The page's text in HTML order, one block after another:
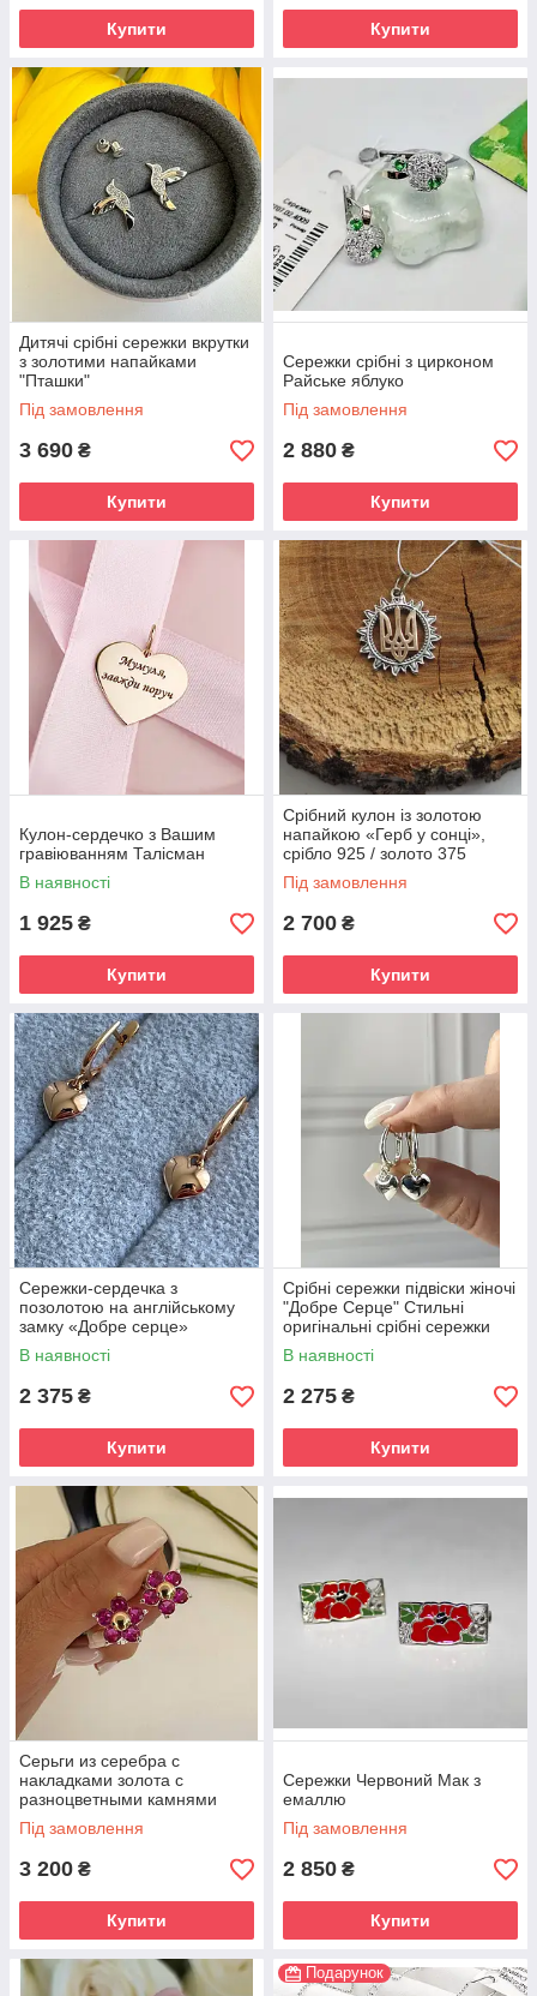
Купити Купити
Дитячі срібні сережки вкрутки
з золотими напайками
"Пташки"
Під замовлення
3 690 ₴
Купити
Сережки срібні з цирконом
Райське яблуко
Під замовлення
2 880 ₴
Купити
Кулон-сердечко з Вашим
гравіюванням Талісман
В наявності
1 925 ₴
Купити
Срібний кулон із золотою
напайкою «Герб у сонці»,
срібло 925 / золото 375
Під замовлення
2 700 ₴
Купити
Сережки-сердечка з
позолотою на англійському
замку «Добре серце»
В наявності
2 375 ₴
Купити
Срібні сережки підвіски жіночі
"Добре Серце" Стильні
оригінальні срібні сережки
925 проби
В наявності
2 275 ₴
Купити
Серьги из серебра с
накладками золота с
разноцветными камнями
Цветок
Під замовлення
3 200 ₴
Купити
Сережки Червоний Мак з
емаллю
Під замовлення
2 850 ₴
Купити
Подарунок